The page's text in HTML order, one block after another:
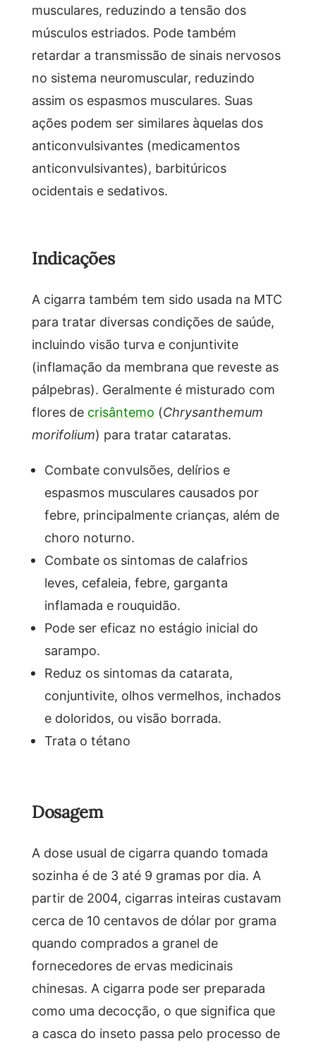
musculares, reduzindo a tensão dos
músculos estriados. Pode também
retardar a transmissão de sinais nervosos
no sistema neuromuscular, reduzindo
assim os espasmos musculares. Suas
ações podem ser similares àquelas dos
anticonvulsivantes (medicamentos
anticonvulsivantes), barbitúricos
ocidentais e sedativos.
Indicações
A cigarra também tem sido usada na MTC
para tratar diversas condições de saúde,
incluindo visão turva e conjuntivite
(inflamação da membrana que reveste as
pálpebras). Geralmente é misturado com
flores de crisântemo (Chrysanthemum
morifolium) para tratar cataratas.
Combate convulsões, delírios e
espasmos musculares causados por
febre, principalmente crianças, além de
choro noturno.
Combate os sintomas de calafrios
leves, cefaleia, febre, garganta
inflamada e rouquidão.
Pode ser eficaz no estágio inicial do
sarampo.
Reduz os sintomas da catarata,
conjuntivite, olhos vermelhos, inchados
e doloridos, ou visão borrada.
Trata o tétano
Dosagem
A dose usual de cigarra quando tomada
sozinha é de 3 até 9 gramas por dia. A
partir de 2004, cigarras inteiras custavam
cerca de 10 centavos de dólar por grama
quando comprados a granel de
fornecedores de ervas medicinais
chinesas. A cigarra pode ser preparada
como uma decocção, o que significa que
a casca do inseto passa pelo processo de